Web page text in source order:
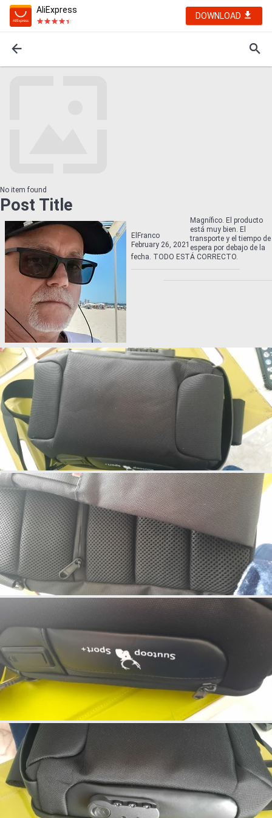
AliExpress
DOWNLOAD
No item found
Post Title
ElFranco
February 26, 2021
Magnífico. El producto
está muy bien. El
transporte y el tiempo de
espera por debajo de la
fecha. TODO ESTÁ CORRECTO.